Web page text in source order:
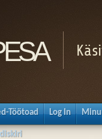
Töötoad Log In